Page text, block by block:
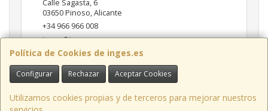
Política de Cookies de inges.es
Configurar Rechazar Aceptar Cookies
Utilizamos cookies propias y de terceros para mejorar nuestros
Calle Sagasta, 6
03650Pinoso,Alicante
+34 966 966 008
inges@inges.es
Horario
9:00h - 14:00h y 17:00h - 19:30h